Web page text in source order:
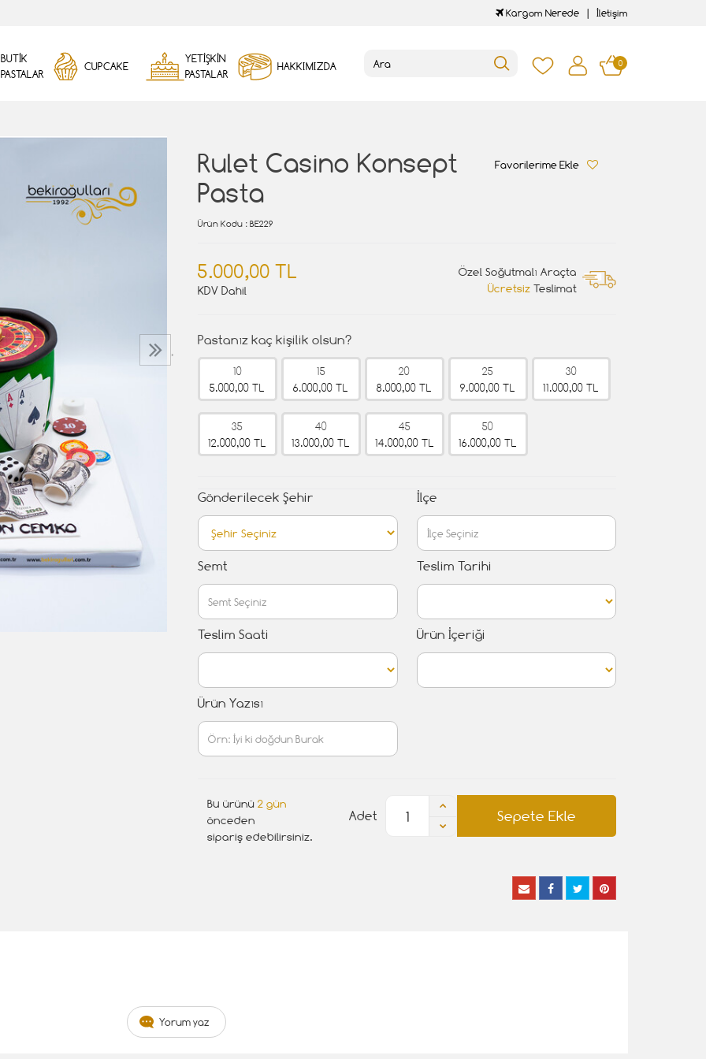
Kargom Nerede İletişim
BUTİK
PASTALAR
CUPCAKE
YETİŞKİN
PASTALAR
HAKKIMIZDA 0
›
Rulet Casino Konsept
Pasta
Favorilerime Ekle
Ürün Kodu : BE229
5.000,00 TL
KDV Dahil
Özel Soğutmalı Araçta
Ücretsiz Teslimat
Pastanız kaç kişilik olsun?
10
5.000,00 TL
15
6.000,00 TL
20
8.000,00 TL
25
9.000,00 TL
30
11.000,00 TL
35
12.000,00 TL
40
13.000,00 TL
45
14.000,00 TL
50
16.000,00 TL
Gönderilecek Şehir İlçe
Semt Teslim Tarihi
Teslim Saati Ürün İçeriği
Ürün Yazısı
Bu ürünü 2 gün
önceden
sipariş edebilirsiniz.
Sepete Ekle
Adet
Yorum yaz